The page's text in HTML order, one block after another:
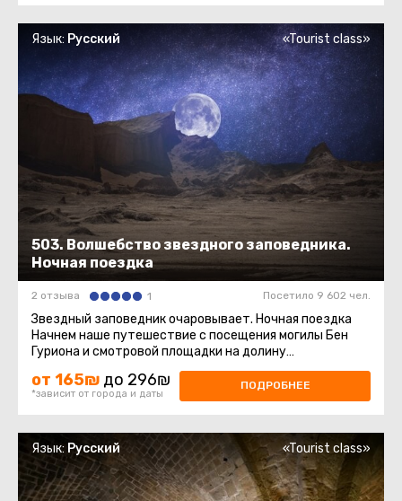
503. Волшебство звездного заповедника.
Ночная поездка
Язык: Русский «Tourist class»
2 отзыва 1 Посетило 9 602 чел.
Звездный заповедник очаровывает. Ночная поездка
Начнем наше путешествие с посещения могилы Бен
Гуриона и смотровой площадки на долину
Цин.Эксклюзивно! Узнаем тайну ...
от 165₪ до 296₪
*зависит от города и даты
ПОДРОБНЕЕ
Язык: Русский «Tourist class»